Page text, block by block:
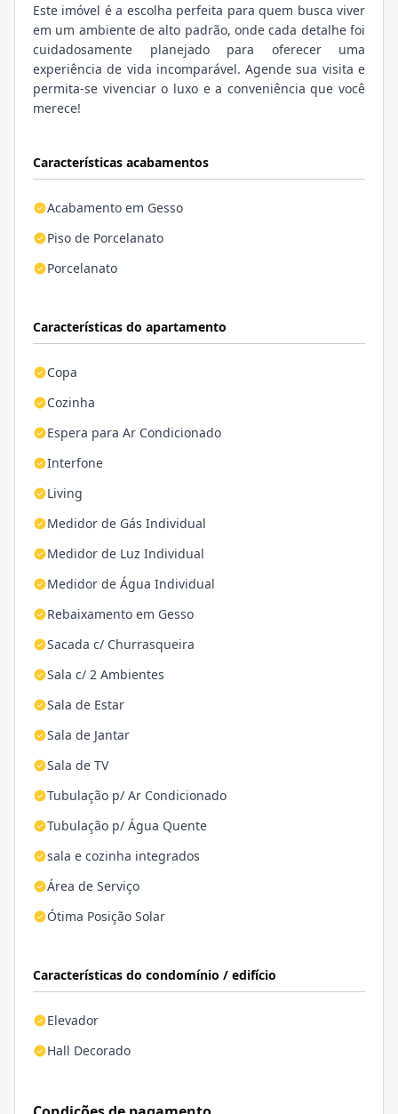
Características acabamentos
Acabamento em Gesso
Piso de Porcelanato
Porcelanato
Características do apartamento
Copa
Cozinha
Espera para Ar Condicionado
Interfone
Living
Medidor de Gás Individual
Medidor de Luz Individual
Medidor de Água Individual
Rebaixamento em Gesso
Sacada c/ Churrasqueira
Sala c/ 2 Ambientes
Sala de Estar
Sala de Jantar
Sala de TV
Tubulação p/ Ar Condicionado
Tubulação p/ Água Quente
sala e cozinha integrados
Área de Serviço
Ótima Posição Solar
Características do condomínio / edifício
Elevador
Hall Decorado
Este imóvel é a escolha perfeita para quem busca viver
em um ambiente de alto padrão, onde cada detalhe foi
cuidadosamente planejado para oferecer uma
experiência de vida incomparável. Agende sua visita e
permita-se vivenciar o luxo e a conveniência que você
merece!